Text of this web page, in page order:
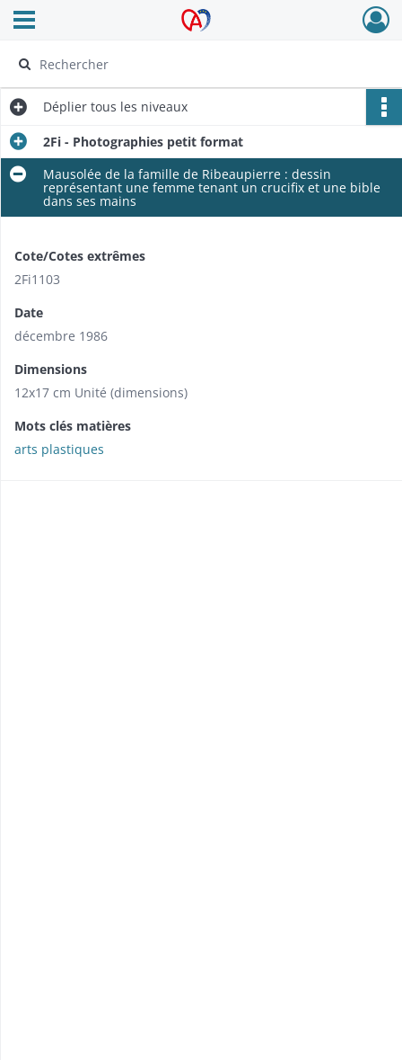
Archives Alsace - Colmar
Ouvrir le menu déroulant
Déplier tous les niveaux
2Fi - Photographies petit format
Mausolée de la famille de Ribeaupierre : dessin
représentant une femme tenant un crucifix et une bible
dans ses mains
Cote/Cotes extrêmes
2Fi1103
Date
décembre 1986
Dimensions
12x17 cm Unité (dimensions)
Mots clés matières
arts plastiques